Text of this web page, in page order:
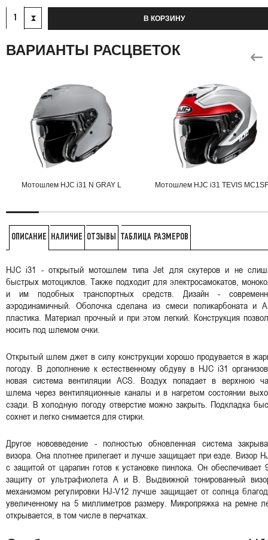
В КОРЗИНУ
ВАРИАНТЫ РАСЦВЕТОК
Мотошлем HJC i31 N GRAY L Мотошлем HJC i31 TEVIS
ОПИСАНИЕ НАЛИЧИЕ ОТЗЫВЫ ТАБЛИЦА РАЗМЕРОВ
HJC i31 - открытый мотошлем типа Jet для скутеров и не
быстрых мотоциклов. Также подходит для электросамокатов,
и им подобных транспортных средств. Дизайн -
аэродинамичный. Оболочка сделана из смеси поликарбоната и
пластика. Материал прочный и при этом легкий. Конструкция
носить под шлемом очки.
Открытый шлем джет в силу конструкции хорошо продувается в
погоду. В дополнение к естественному обдуву в HJC i31
новая система вентиляции ACS. Воздух попадает в верхнюю
шлема через вентиляционные каналы и в нагретом состоянии
сзади. В холодную погоду отверстие можно закрыть. Подкладка
сохнет и легко снимается для стирки.
Другое нововведение - полностью обновленная система
визора. Она плотнее прилегает и лучше защищает при езде. Визор
с защитой от царапин готов к установке пинлока. Он обеспечивает
защиту от ультрафиолета A и B. Выдвижной тонированный
механизмом регулировки HJ-V12 лучше защищает от солнца
увеличенному на 5 миллиметров размеру. Микропряжка на ремне
открывается, в том числе в перчатках.